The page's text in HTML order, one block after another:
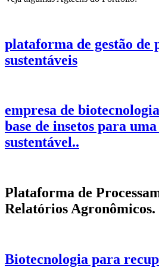
plataforma de gestão de
sustentáveis
empresa de
base de insetos para
sustentável..
Plataforma de
Relatórios Agronômicos.
Biotecnologia para